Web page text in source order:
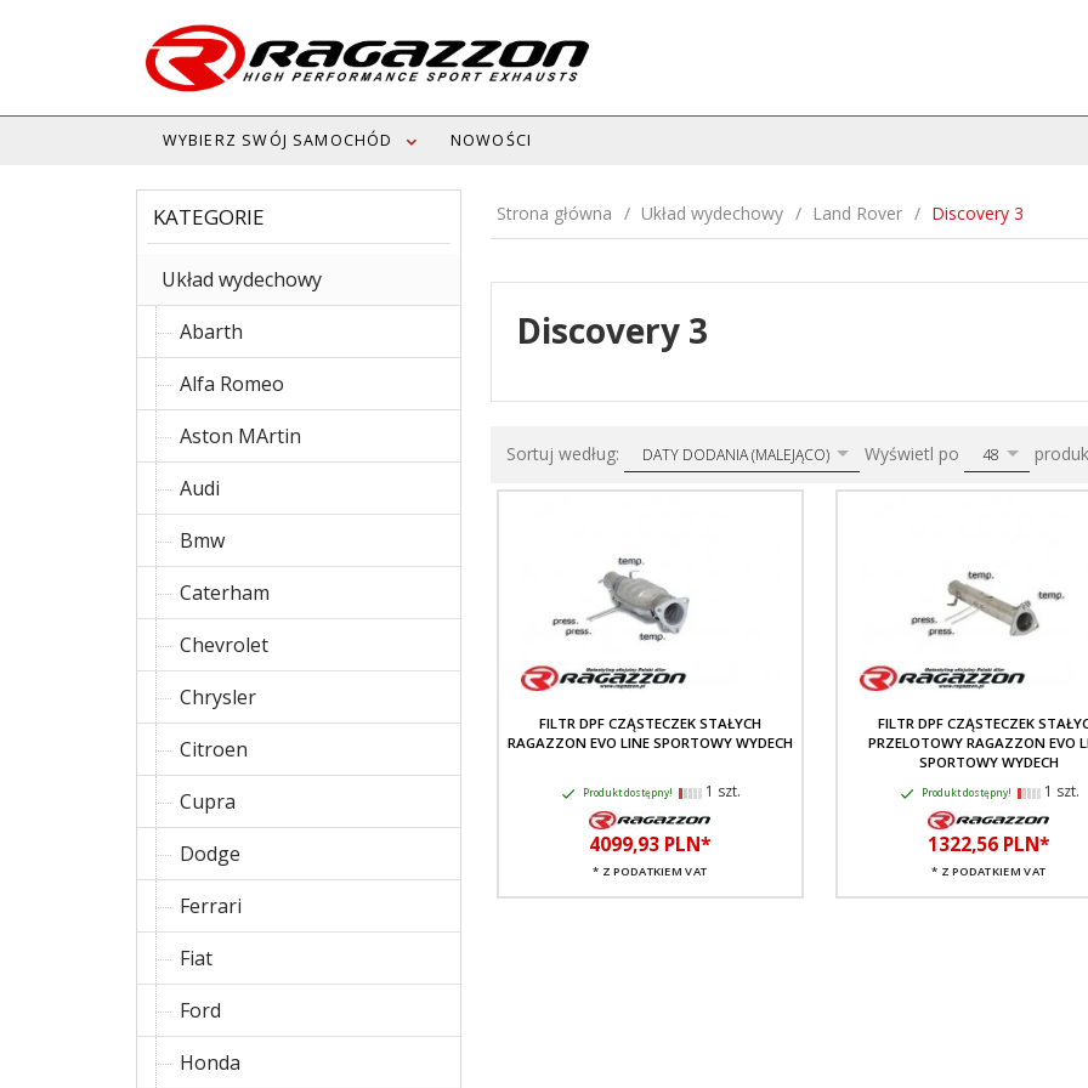
WYBIERZ SWÓJ SAMOCHÓD NOWOŚCI
KATEGORIE
Układ wydechowy
Abarth
Alfa Romeo
Aston MArtin
Audi
Bmw
Caterham
Chevrolet
Chrysler
Citroen
Cupra
Dodge
Ferrari
Fiat
Ford
Honda
Strona główna Układ wydechowy Land Rover Discovery 3
Discovery 3
Sortuj według: sortDATY DODANIA (MALEJĄCO) Wyświetl po pop
48
FILTR DPF CZĄSTECZEK STAŁYCH
RAGAZZON EVO LINE SPORTOWY WYDECH
Produkt dostępny! 1 szt.
4099,93 PLN*
* Z PODATKIEM VAT
FILTR DPF CZĄSTECZEK
PRZELOTOWY RAGAZZON EVO
SPORTOWY WYDECH
Produkt dostępny! 1 szt.
1322,56 PLN*
* Z PODATKIEM VAT